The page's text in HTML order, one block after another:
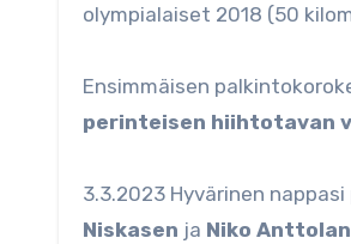
olympialaiset 2018 (50
Ensimmäisen
perinteisen hiihtotavan
3.3.2023 Hyvärinen
Niskasen ja Niko Anttolan